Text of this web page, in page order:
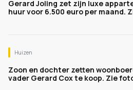
Gerard Joling zet zijn luxe
huur voor 6.500 euro per maand.
Huizen
Zoon en dochter zetten
vader Gerard Cox te koop. Zie